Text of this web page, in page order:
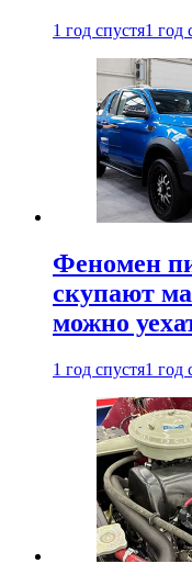
1 год спустя1 год
Феномен
скупают
можно
1 год спустя1 год